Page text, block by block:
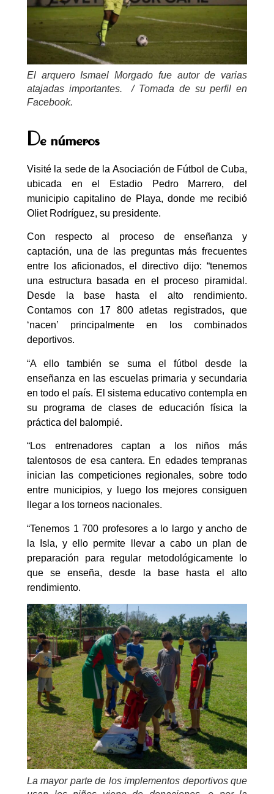
El arquero Ismael Morgado fue autor de varias
atajadas importantes.
/ Tomada de su perfil en
Facebook.
De números
Visité la sede de la Asociación de Fútbol de Cuba,
ubicada en el Estadio Pedro Marrero, del
municipio capitalino de Playa, donde me recibió
Oliet Rodríguez, su presidente.
Con respecto al proceso de enseñanza y
captación, una de las preguntas más frecuentes
entre los aficionados, el directivo dijo: “tenemos
una estructura basada en el proceso piramidal.
Desde la base hasta el alto rendimiento.
Contamos con 17 800 atletas registrados, que
‘nacen’ principalmente en los combinados
deportivos.
“A ello también se suma el fútbol desde la
enseñanza en las escuelas primaria y secundaria
en todo el país. El sistema educativo contempla en
su programa de clases de educación física la
práctica del balompié.
“Los entrenadores captan a los niños más
talentosos de esa cantera. En edades tempranas
inician las competiciones regionales, sobre todo
entre municipios, y luego los mejores consiguen
llegar a los torneos nacionales.
“Tenemos 1 700 profesores a lo largo y ancho de
la Isla, y ello permite llevar a cabo un plan de
preparación para regular metodológicamente lo
que se enseña, desde la base hasta el alto
rendimiento.
La mayor parte de los implementos deportivos que